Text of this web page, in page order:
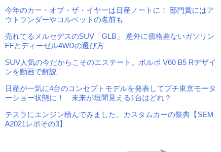
今年のカー・オブ・ザ・イヤーは日産ノートに！ 部門賞にはア
ウトランダーやコルベットの名前も
売れてるメルセデスのSUV「GLB」 意外に価格差ないガソリン
FFとディーゼル4WDの選び方
SUV人気の今だからこそのエステート。ボルボ V60 B5 Rデザイ
ンを動画で解説
日産が一気に4台のコンセプトモデルを発表してプチ東京モータ
ーショー状態に！ 未来が垣間見える1台はどれ？
テスラにエンジン積んでみました。カスタムカーの祭典【SEM
A2021レポその3】